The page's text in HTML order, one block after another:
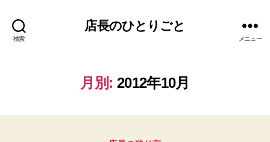
検索
店長のひとりごと
メニュー
月別: 2012年10月